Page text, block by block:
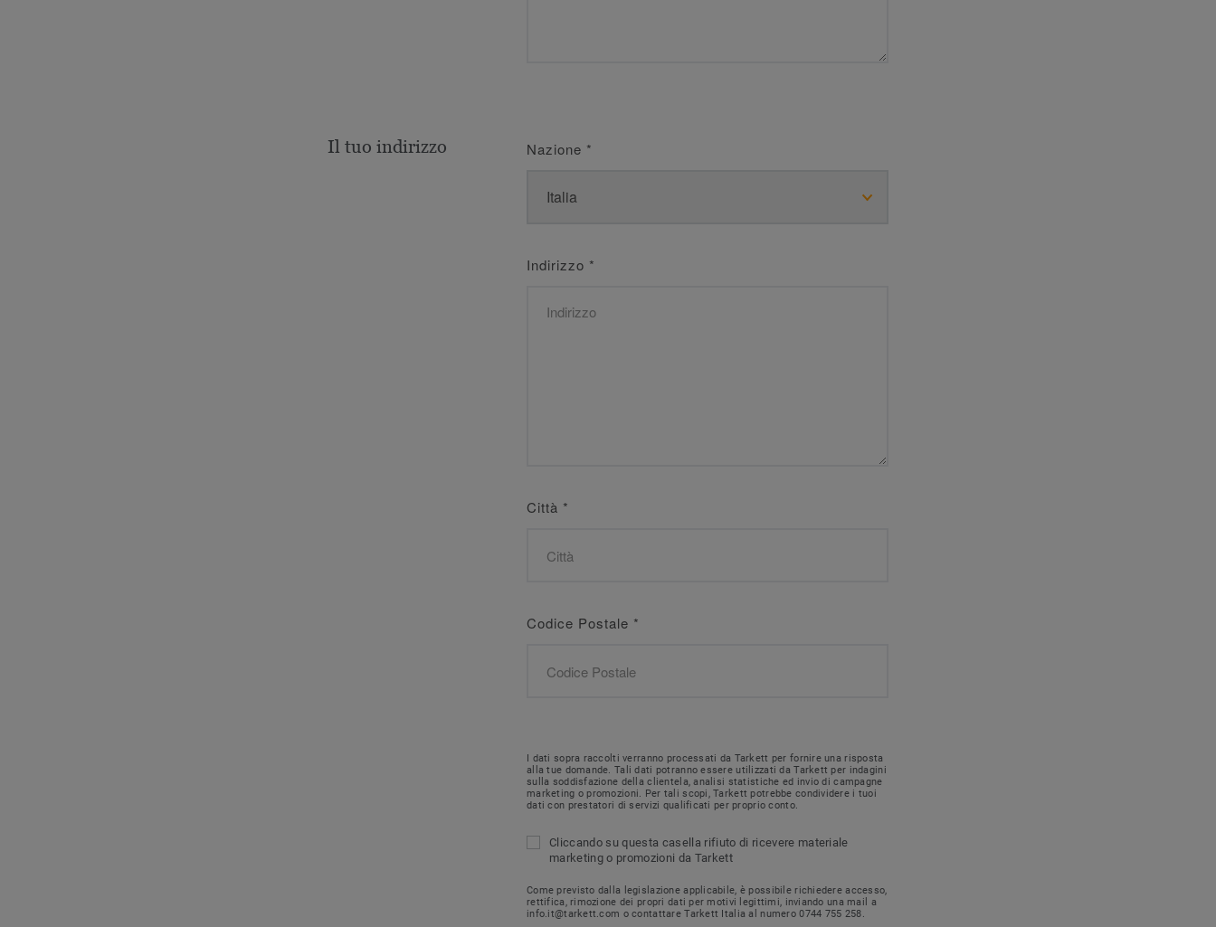
Il tuo indirizzo Nazione *
Indirizzo *
Città *
Codice Postale *
I dati sopra raccolti verranno processati da Tarkett per fornire una risposta
alla tue domande. Tali dati potranno essere utilizzati da Tarkett per indagini
sulla soddisfazione della clientela, analisi statistiche ed invio di campagne
marketing o promozioni. Per tali scopi, Tarkett potrebbe condividere i tuoi
dati con prestatori di servizi qualificati per proprio conto.
Cliccando su questa casella rifiuto di ricevere materiale
marketing o promozioni da Tarkett
Come previsto dalla legislazione applicabile, è possibile richiedere accesso,
rettifica, rimozione dei propri dati per motivi legittimi, inviando una mail a
info.it@tarkett.com o contattare Tarkett Italia al numero 0744 755 258.